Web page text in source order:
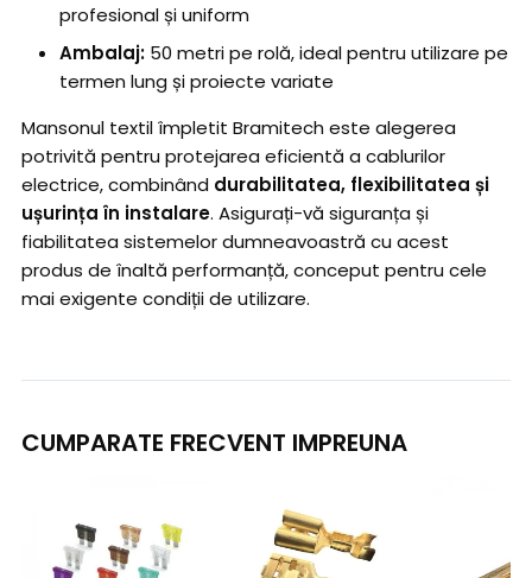
profesional și uniform
Ambalaj: 50 metri pe rolă, ideal pentru utilizare pe
termen lung și proiecte variate
Mansonul textil împletit Bramitech este alegerea
potrivită pentru protejarea eficientă a cablurilor
electrice, combinând durabilitatea, flexibilitatea și
ușurința în instalare. Asigurați-vă siguranța și
fiabilitatea sistemelor dumneavoastră cu acest
produs de înaltă performanță, conceput pentru cele
mai exigente condiții de utilizare.
CUMPARATE FRECVENT IMPREUNA